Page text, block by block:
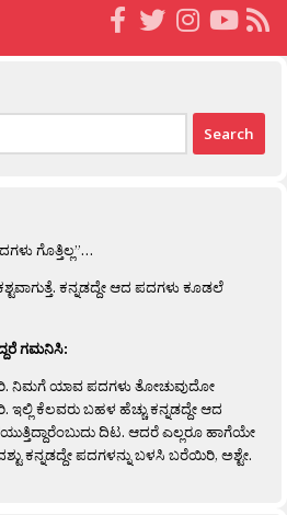
ಗೊತ್ತಿಲ್ಲ”…
ಕನ್ನಡದ್ದೇ ಆದ ಪದಗಳು ಕೂಡಲೆ
ಗಮನಿಸಿ:
ನಿಮಗೆ ಯಾವ ಪದಗಳು ತೋಚುವುದೋ
ಕೆಲವರು ಬಹಳ ಹೆಚ್ಚು ಕನ್ನಡದ್ದೇ ಆದ
ದಿಟ. ಆದರೆ ಎಲ್ಲರೂ ಹಾಗೆಯೇ
ಕನ್ನಡದ್ದೇ ಪದಗಳನ್ನು ಬಳಸಿ ಬರೆಯಿರಿ, ಅಶ್ಟೇ.